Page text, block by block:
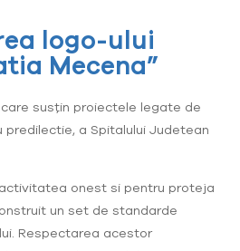
logo-ului
Mecena”
susțin proiectele legate de
predilectie, a Spitalului Judetean
onest si pentru proteja
un set de standarde
Respectarea acestor